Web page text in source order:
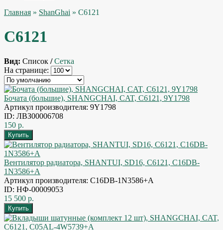
Главная » ShanGhai » C6121
C6121
Вид: Список / Сетка
На странице:
Бочата (большие), SHANGCHAI, CAT, C6121, 9Y1798
Артикул производителя: 9Y1798
ID: ЛВЗ00006708
150 р.
Вентилятор радиатора, SHANTUI, SD16, C6121, C16DB-
1N3586+A
Артикул производителя: C16DB-1N3586+A
ID: НФ-00009053
15 500 р.